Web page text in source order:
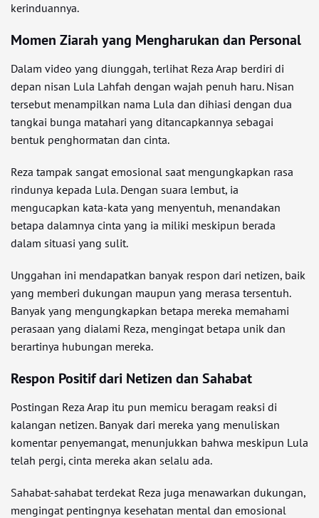
kerinduannya.
Momen Ziarah yang Mengharukan dan Personal
Dalam video yang diunggah, terlihat Reza Arap berdiri di
depan nisan Lula Lahfah dengan wajah penuh haru. Nisan
tersebut menampilkan nama Lula dan dihiasi dengan dua
tangkai bunga matahari yang ditancapkannya sebagai
bentuk penghormatan dan cinta.
Reza tampak sangat emosional saat mengungkapkan rasa
rindunya kepada Lula. Dengan suara lembut, ia
mengucapkan kata-kata yang menyentuh, menandakan
betapa dalamnya cinta yang ia miliki meskipun berada
dalam situasi yang sulit.
Unggahan ini mendapatkan banyak respon dari netizen, baik
yang memberi dukungan maupun yang merasa tersentuh.
Banyak yang mengungkapkan betapa mereka memahami
perasaan yang dialami Reza, mengingat betapa unik dan
berartinya hubungan mereka.
Respon Positif dari Netizen dan Sahabat
Postingan Reza Arap itu pun memicu beragam reaksi di
kalangan netizen. Banyak dari mereka yang menuliskan
komentar penyemangat, menunjukkan bahwa meskipun Lula
telah pergi, cinta mereka akan selalu ada.
Sahabat-sahabat terdekat Reza juga menawarkan dukungan,
mengingat pentingnya kesehatan mental dan emosional